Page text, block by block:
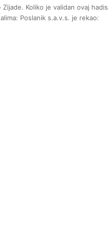
Koliko je validan ovaj hadis
Poslanik s.a.v.s. je rekao: